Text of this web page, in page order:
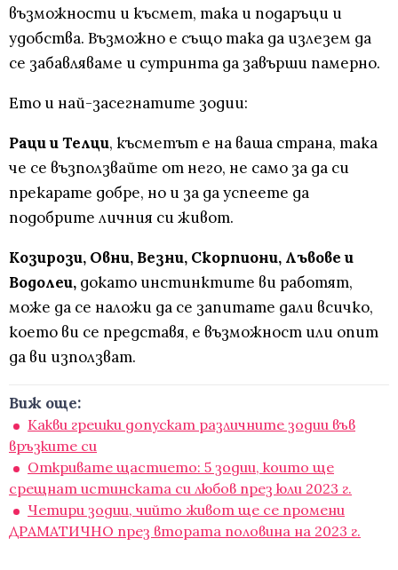
възможности и късмет, така и подаръци и
удобства. Възможно е също така да излезем да
се забавляваме и сутринта да завърши памерно.
Ето и най-засегнатите зодии:
Раци и Телци, късметът е на ваша страна, така
че се възползвайте от него, не само за да си
прекарате добре, но и за да успеете да
подобрите личния си живот.
Козирози, Овни, Везни, Скорпиони, Лъвове и
Водолеи, докато инстинктите ви работят,
може да се наложи да се запитате дали всичко,
което ви се представя, е възможност или опит
да ви използват.
Виж още:
Какви грешки допускат различните зодии във
връзките си
Откривате щастието: 5 зодии, които ще
срещнат истинската си любов през юли 2023 г.
Четири зодии, чийто живот ще се промени
ДРАМАТИЧНО през втората половина на 2023 г.